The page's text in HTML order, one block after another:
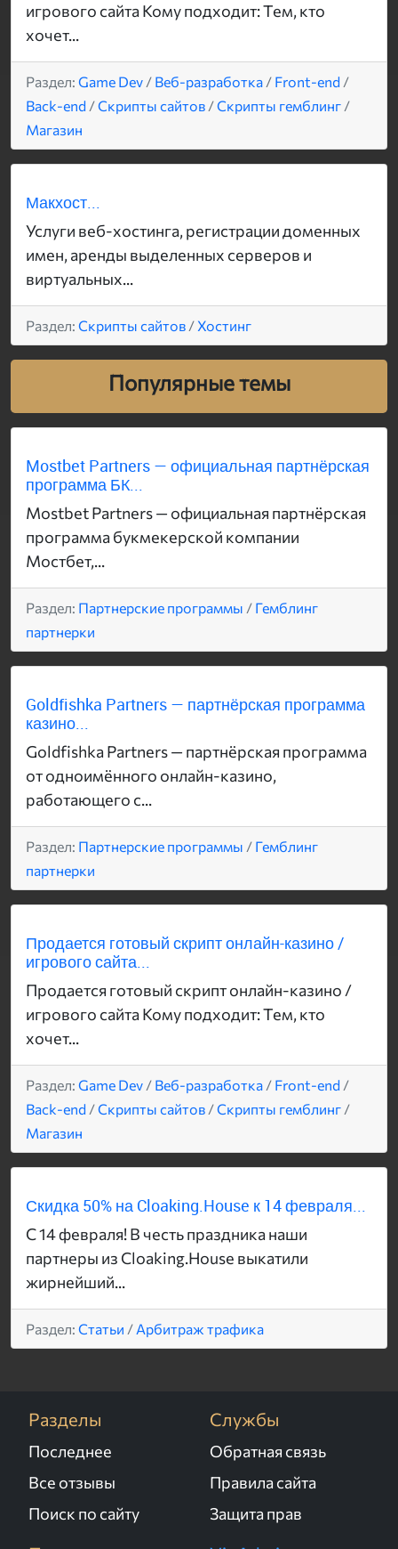
игрового сайта Кому подходит: Тем, кто
хочет...
Раздел: Game Dev / Веб-разработка / Front-end /
Back-end /Скрипты сайтов /Скрипты гемблинг /
Магазин
Макхост...
Услуги веб-хостинга, регистрации доменных
имен, аренды выделенных серверов и
виртуальных...
Раздел: Скрипты сайтов /Хостинг
Популярные темы
Mostbet Partners — официальная партнёрская
программа БК...
Mostbet Partners — официальная партнёрская
программа букмекерской компании
Мостбет,...
Раздел: Партнерские программы / Гемблинг
партнерки
Goldfishka Partners — партнёрская программа
казино...
Goldfishka Partners — партнёрская программа
от одноимённого онлайн-казино,
работающего с...
Раздел: Партнерские программы / Гемблинг
партнерки
Продается готовый скрипт онлайн-казино /
игрового сайта...
Продается готовый скрипт онлайн-казино /
игрового сайта Кому подходит: Тем, кто
хочет...
Раздел: Game Dev / Веб-разработка / Front-end /
Back-end /Скрипты сайтов /Скрипты гемблинг /
Магазин
Скидка 50% на Cloaking.House к 14 февраля...
С 14 февраля! В честь праздника наши
партнеры из Cloaking.House выкатили
жирнейший...
Раздел: Статьи / Арбитраж трафика
Разделы
Последнее
Все отзывы
Поиск по сайту
Службы
Обратная связь
Правила сайта
Защита прав